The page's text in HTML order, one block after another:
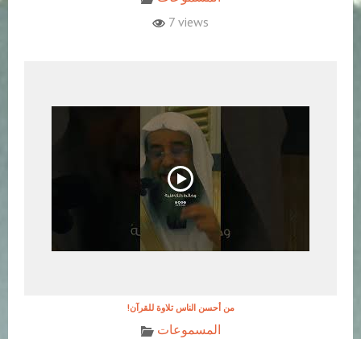
7 views
!من أحسن الناس تلاوة للقرآن
المسموعات